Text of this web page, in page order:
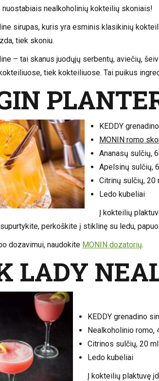
nuostabiais nealkoholinių kokteilių skoniais!
sirupas, kuris yra esminis klasikinių
tiek skoniu.
– tai skanus juodųjų serbentų, aviečių,
tiek kokteiliuose. Tai puikus
KEDDY
MONIN romo
Ananasų sulčių,
Apelsinų sulčių,
Citrinų sulčių, 20
Ledo kubeliai
Į kokteilių
perkoškite į stiklinę su ledu,
dozavimui, naudokite MONIN dozatorių.
LADY
KEDDY grenadino
Nealkoholinio romo,
Citrinos sulčių, 20 ml
Ledo kubeliai
Į kokteilių plaktuvę